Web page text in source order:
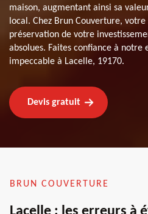
maison, augmentant ainsi sa
local. Chez Brun Couverture,
préservation de votre
absolues. Faites confiance à
impeccable à Lacelle, 19170.
Devis gratuit
BRUN COUVERTURE